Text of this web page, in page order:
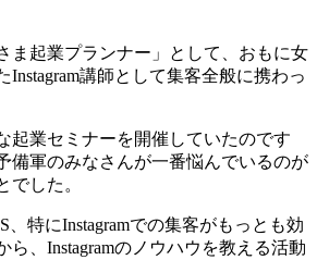
ま起業プランナー」として、おもに女
Instagram講師として集客全般に携わっ
起業セミナーを開催していたのです
備軍のみなさんが一番悩んでいるのが
でした。
、特にInstagramでの集客がもっとも効
ら、Instagramのノウハウを教える活動